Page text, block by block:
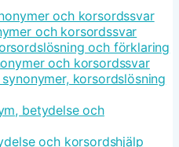
och korsordssvar
och korsordssvar
och förklaring
och korsordssvar
korsordslösning
betydelse och
och korsordshjälp